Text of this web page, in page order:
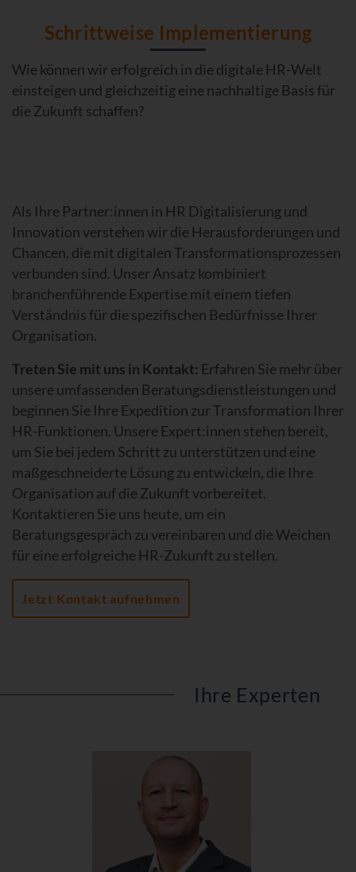
Schrittweise Implementierung
Wie können wir erfolgreich in die digitale HR-Welt
einsteigen und gleichzeitig eine nachhaltige Basis für
die Zukunft schaffen?
Als Ihre Partner:innen in HR Digitalisierung und
Innovation verstehen wir die Herausforderungen und
Chancen, die mit digitalen Transformationsprozessen
verbunden sind. Unser Ansatz kombiniert
branchenführende Expertise mit einem tiefen
Verständnis für die spezifischen Bedürfnisse Ihrer
Organisation.
Treten Sie mit uns in Kontakt: Erfahren Sie mehr über
unsere umfassenden Beratungsdienstleistungen und
beginnen Sie Ihre Expedition zur Transformation Ihrer
HR-Funktionen. Unsere Expert:innen stehen bereit,
um Sie bei jedem Schritt zu unterstützen und eine
maßgeschneiderte Lösung zu entwickeln, die Ihre
Organisation auf die Zukunft vorbereitet.
Kontaktieren Sie uns heute, um ein
Beratungsgespräch zu vereinbaren und die Weichen
für eine erfolgreiche HR-Zukunft zu stellen.
Jetzt Kontakt aufnehmen
Ihre Experten